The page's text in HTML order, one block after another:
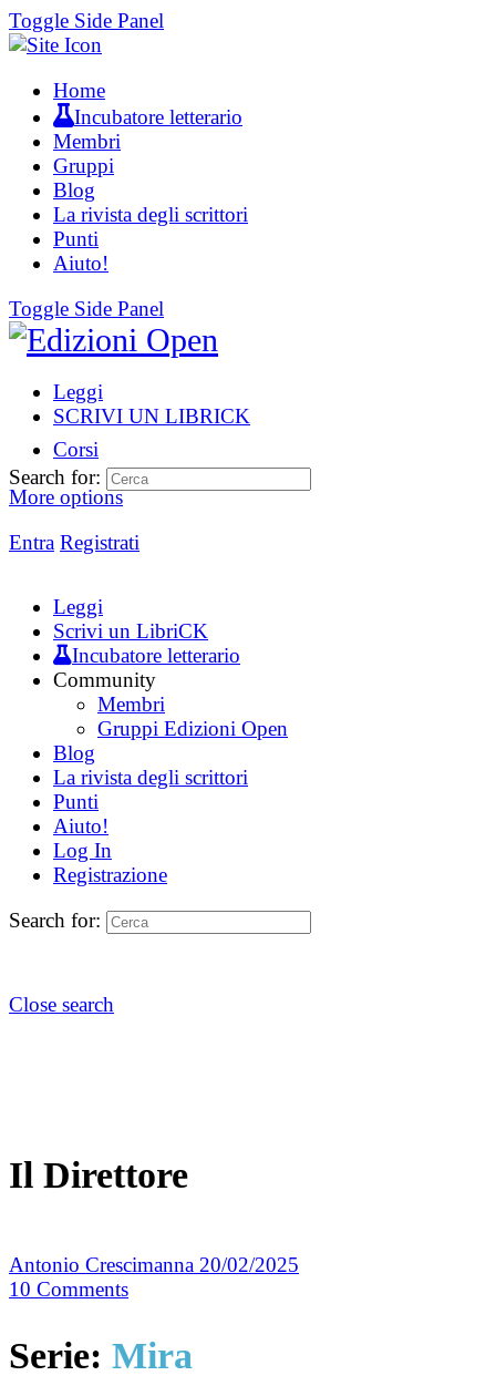
Toggle Side Panel
Home
Incubatore letterario
Membri
Gruppi
Blog
La rivista degli scrittori
Punti
Aiuto!
Toggle Side Panel
Leggi
SCRIVI UN LIBRICK
Corsi
More options
Entra Registrati
Search for:
Leggi
Scrivi un LibriCK
Incubatore letterario
Community
Membri
Gruppi Edizioni Open
Blog
La rivista degli scrittori
Punti
Aiuto!
Log In
Registrazione
Search for:
Close search
Il Direttore
Antonio Crescimanna 20/02/2025
10 Comments
Serie: Mira